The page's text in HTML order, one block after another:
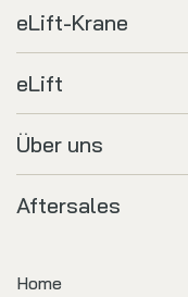
eLift-Krane
eLift
Über uns
Aftersales
Home